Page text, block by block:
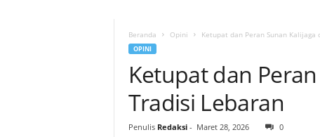
Beranda Opini Ketupat dan Peran Sunan Kalijaga
OPINI
Ketupat dan
Tradisi Lebaran
Penulis Redaksi- Maret 28, 2026 0